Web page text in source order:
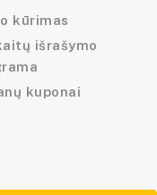
kūrimas
išrašymo
kuponai